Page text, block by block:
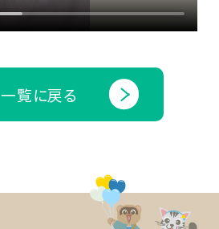
一覧に戻る